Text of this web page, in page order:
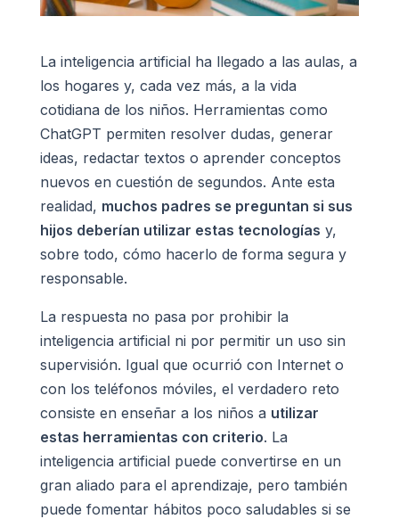
La inteligencia artificial ha llegado a las aulas, a
los hogares y, cada vez más, a la vida
cotidiana de los niños. Herramientas como
ChatGPT permiten resolver dudas, generar
ideas, redactar textos o aprender conceptos
nuevos en cuestión de segundos. Ante esta
realidad, muchos padres se preguntan si sus
hijos deberían utilizar estas tecnologías y,
sobre todo, cómo hacerlo de forma segura y
responsable.
La respuesta no pasa por prohibir la
inteligencia artificial ni por permitir un uso sin
supervisión. Igual que ocurrió con Internet o
con los teléfonos móviles, el verdadero reto
consiste en enseñar a los niños a utilizar
estas herramientas con criterio. La
inteligencia artificial puede convertirse en un
gran aliado para el aprendizaje, pero también
puede fomentar hábitos poco saludables si se